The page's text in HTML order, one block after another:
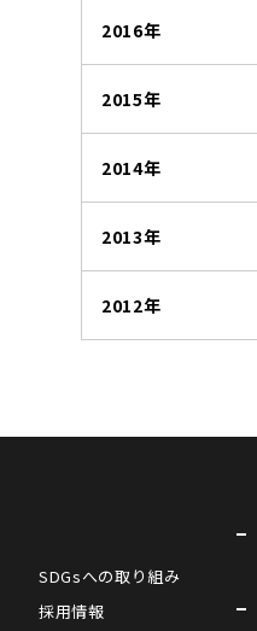
2016年
2015年
2014年
2013年
2012年
SDGsへの取り組み
採用情報